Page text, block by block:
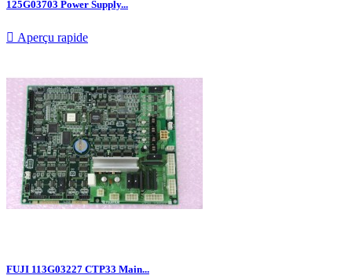
125G03703 Power Supply...
 Aperçu rapide
FUJI 113G03227 CTP33 Main...